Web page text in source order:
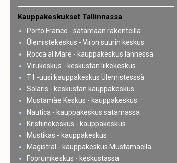
Kauppakeskukset Tallinnassa
Porto Franco - satamaan rakenteilla
Ülemistekeskus - Viron suurin keskus
Rocca al Mare - kauppakeskus lännessä
Virukeskus - keskustan liikekeskus
T1 -uusi kauppakeskus Ülemistesssä
Solaris - keskustan kauppakeskus
Mustamäe Keskus - kauppakeskus
Nautica - kauppakeskus satamassa
Kristiinekeskus - kauppakeskus
Mustikas - kauppakeskus
Magistral - kauppakeskus Mustamäellä
Foorumkeskus - keskustassa